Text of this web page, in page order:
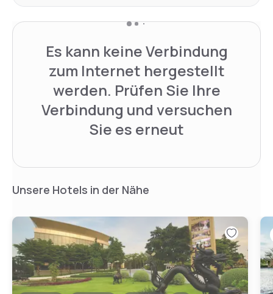
Es kann keine Verbindung
zum Internet hergestellt
werden. Prüfen Sie Ihre
Verbindung und versuchen
Sie es erneut
Unsere Hotels in der Nähe